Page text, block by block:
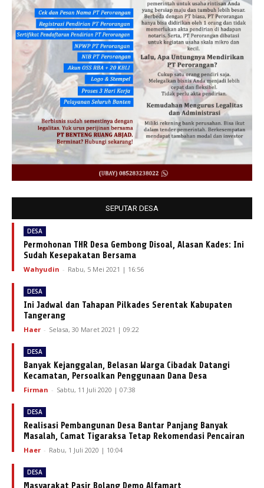
SEPUTAR DESA
DESA
Permohonan THR Desa Gembong Disoal, Alasan Kades: Ini
Sudah Kesepakatan Bersama
Wahyudin - Rabu, 5 Mei 2021 | 16:56
DESA
Ini Jadwal dan Tahapan Pilkades Serentak Kabupaten
Tangerang
Haer - Selasa, 30 Maret 2021 | 09:22
DESA
Banyak Kejanggalan, Belasan Warga Cibadak Datangi
Kecamatan, Persoalkan Penggunaan Dana Desa
Firman - Sabtu, 11 Juli 2020 | 07:38
DESA
Realisasi Pembangunan Desa Bantar Panjang Banyak
Masalah, Camat Tigaraksa Tetap Rekomendasi Pencairan
Haer - Rabu, 1 Juli 2020 | 10:04
DESA
Masyarakat Pasir Bolang Demo Alfamart